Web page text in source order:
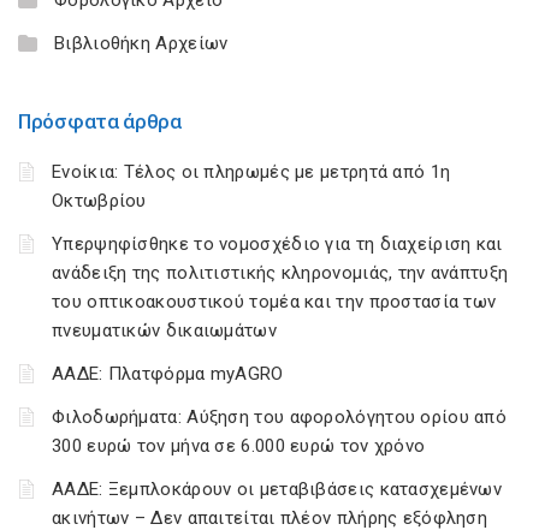
Βιβλιοθήκη Αρχείων
Πρόσφατα άρθρα
Ενοίκια: Τέλος οι πληρωμές με μετρητά από 1η
Οκτωβρίου
Υπερψηφίσθηκε το νομοσχέδιο για τη διαχείριση και
ανάδειξη της πολιτιστικής κληρονομιάς, την ανάπτυξη
του οπτικοακουστικού τομέα και την προστασία των
πνευματικών δικαιωμάτων
ΑΑΔΕ: Πλατφόρμα myAGRO
Φιλοδωρήματα: Αύξηση του αφορολόγητου ορίου από
300 ευρώ τον μήνα σε 6.000 ευρώ τον χρόνο
ΑΑΔΕ: Ξεμπλοκάρουν οι μεταβιβάσεις κατασχεμένων
ακινήτων – Δεν απαιτείται πλέον πλήρης εξόφληση